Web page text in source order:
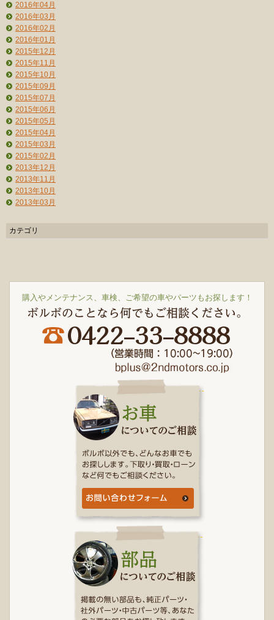
2016年04月
2016年03月
2016年02月
2016年01月
2015年12月
2015年11月
2015年10月
2015年09月
2015年07月
2015年06月
2015年05月
2015年04月
2015年03月
2015年02月
2013年12月
2013年11月
2013年10月
2013年03月
カテゴリ
購入やメンテナンス、車検、ご希望の車やパーツもお探します！
ボルボのことなら何でもご相談ください。